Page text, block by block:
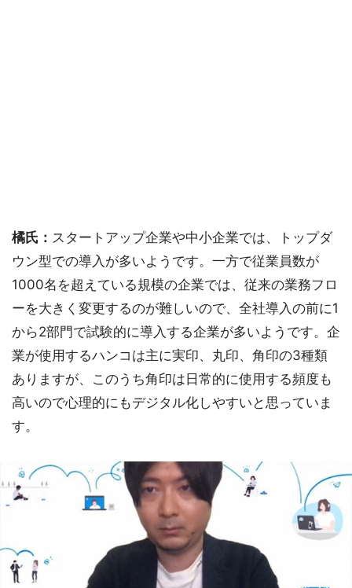
橘氏： スタートアップ企業や中小企業では、トップダ
ウン型での導入が多いようです。一方で従業員数が
1000名を超えている規模の企業では、従来の業務フロ
ーを大きく変更するのが難しいので、全社導入の前に1
から2部門で試験的に導入する企業が多いようです。企
業が使用するハンコは主に実印、丸印、角印の3種類
ありますが、このうち角印は日常的に使用する頻度も
高いので心理的にもデジタル化しやすいと思っていま
す。